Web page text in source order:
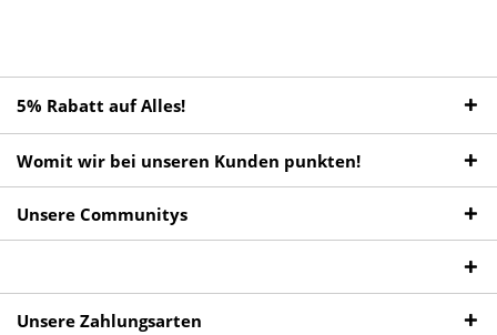
5% Rabatt auf Alles!
Womit wir bei unseren Kunden punkten!
Unsere Communitys
Unsere Zahlungsarten